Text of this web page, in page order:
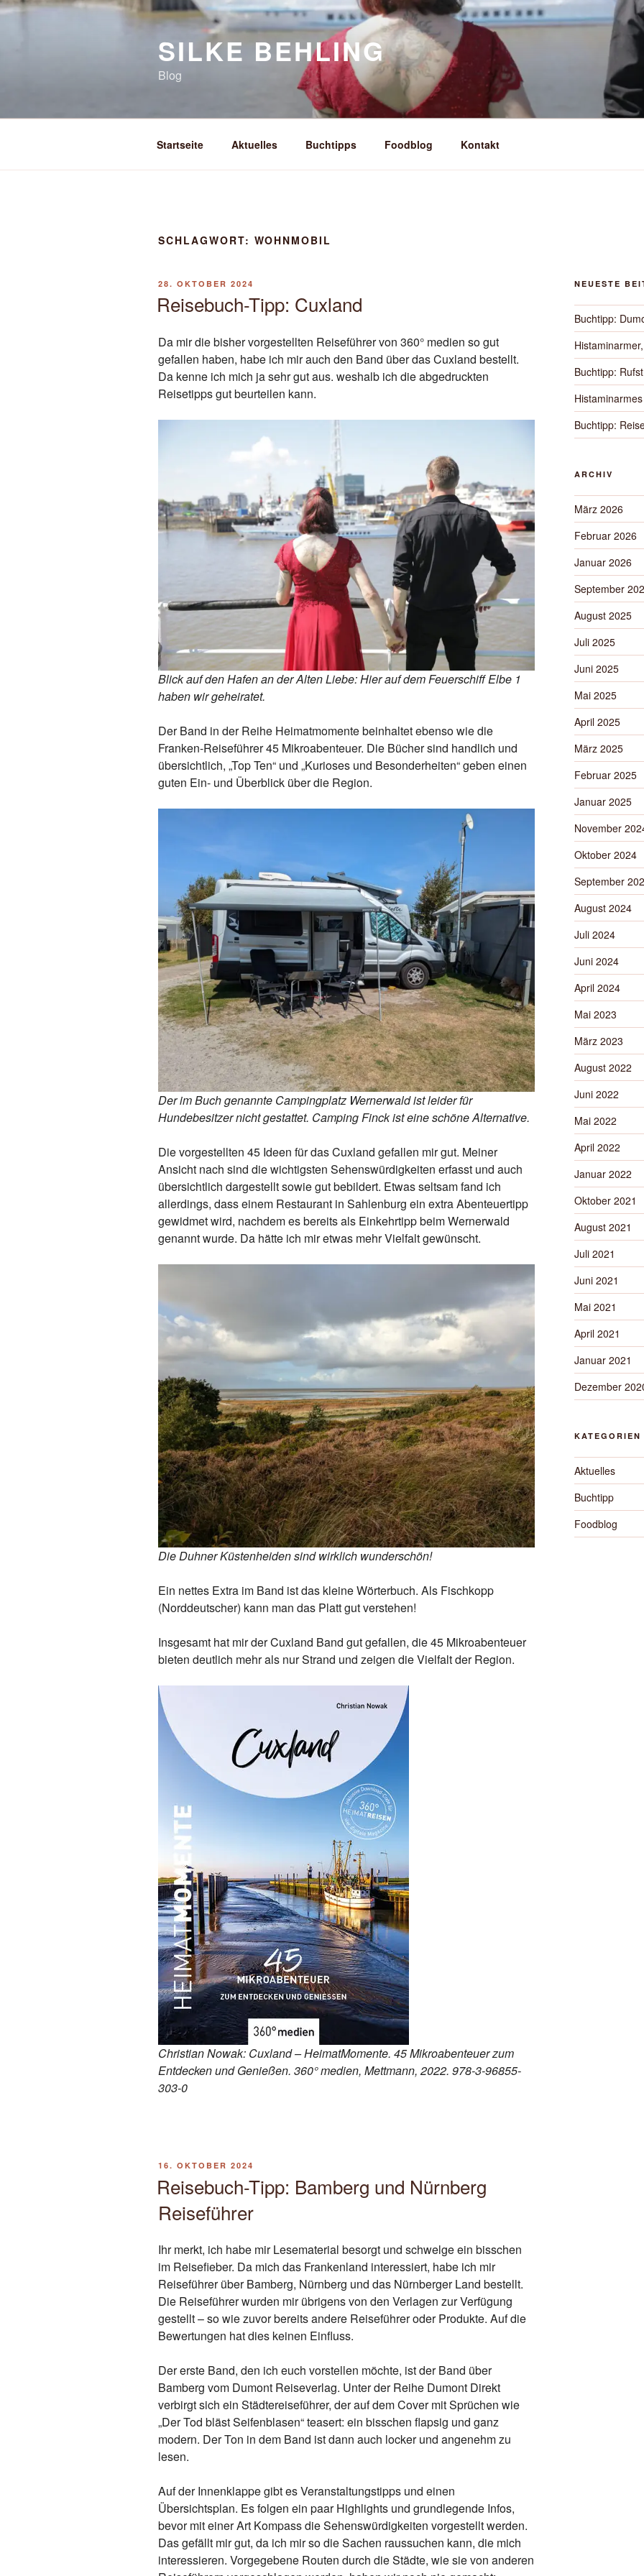
Zum
SILKE BEHLING
Blog
Startseite Aktuelles Buchtipps Foodblog Kontakt
SCHLAGWORT: WOHNMOBIL
VERÖFFENTLICHT
28. OKTOBER 2024
Reisebuch-Tipp: Cuxland
Da mir die bisher vorgestellten Reiseführer von 360° medien so gut
gefallen haben, habe ich mir auch den Band über das Cuxland bestellt.
Da kenne ich mich ja sehr gut aus. weshalb ich die abgedruckten
Reisetipps gut beurteilen kann.
Blick auf den Hafen an der Alten Liebe: Hier auf dem Feuerschiff Elbe 1
haben wir geheiratet.
Der Band in der Reihe Heimatmomente beinhaltet ebenso wie die
Franken-Reiseführer 45 Mikroabenteuer. Die Bücher sind handlich und
übersichtlich, „Top Ten“ und „Kurioses und Besonderheiten“ geben einen
guten Ein- und Überblick über die Region.
Der im Buch genannte Campingplatz Wernerwald ist leider für
Hundebesitzer nicht gestattet. Camping Finck ist eine schöne Alternative.
Die vorgestellten 45 Ideen für das Cuxland gefallen mir gut. Meiner
Ansicht nach sind die wichtigsten Sehenswürdigkeiten erfasst und auch
übersichtlich dargestellt sowie gut bebildert. Etwas seltsam fand ich
allerdings, dass einem Restaurant in Sahlenburg ein extra Abenteuertipp
gewidmet wird, nachdem es bereits als Einkehrtipp beim Wernerwald
genannt wurde. Da hätte ich mir etwas mehr Vielfalt gewünscht.
Die Duhner Küstenheiden sind wirklich wunderschön!
Ein nettes Extra im Band ist das kleine Wörterbuch. Als Fischkopp
(Norddeutscher) kann man das Platt gut verstehen!
Insgesamt hat mir der Cuxland Band gut gefallen, die 45 Mikroabenteuer
bieten deutlich mehr als nur Strand und zeigen die Vielfalt der Region.
Christian Nowak: Cuxland – HeimatMomente. 45 Mikroabenteuer zum
Entdecken und Genießen. 360° medien, Mettmann, 2022. 978-3-96855-
303-0
VERÖFFENTLICHT
16. OKTOBER 2024
Reisebuch-Tipp: Bamberg und Nürnberg
Reiseführer
Ihr merkt, ich habe mir Lesematerial besorgt und schwelge ein bisschen
im Reisefieber. Da mich das Frankenland interessiert, habe ich mir
Reiseführer über Bamberg, Nürnberg und das Nürnberger Land bestellt.
Die Reiseführer wurden mir übrigens von den Verlagen zur Verfügung
gestellt – so wie zuvor bereits andere Reiseführer oder Produkte. Auf die
Bewertungen hat dies keinen Einfluss.
Der erste Band, den ich euch vorstellen möchte, ist der Band über
Bamberg vom Dumont Reiseverlag. Unter der Reihe Dumont Direkt
verbirgt sich ein Städtereiseführer, der auf dem Cover mit Sprüchen wie
„Der Tod bläst Seifenblasen“ teasert: ein bisschen flapsig und ganz
modern. Der Ton in dem Band ist dann auch locker und angenehm zu
lesen.
Auf der Innenklappe gibt es Veranstaltungstipps und einen
Übersichtsplan. Es folgen ein paar Highlights und grundlegende Infos,
bevor mit einer Art Kompass die Sehenswürdigkeiten vorgestellt werden.
Das gefällt mir gut, da ich mir so die Sachen raussuchen kann, die mich
interessieren. Vorgegebene Routen durch die Städte, wie sie von anderen
NEUESTE
Buchtipp:
Buchtipp:
Buchtipp:
ARCHIV
März 2026
Februar 2026
Januar 2026
September
August 2025
Juli 2025
Juni 2025
Mai 2025
April 2025
März 2025
Februar 2025
Januar 2025
November
Oktober 2024
September
August 2024
Juli 2024
Juni 2024
April 2024
Mai 2023
März 2023
August 2022
Juni 2022
Mai 2022
April 2022
Januar 2022
Oktober 2021
August 2021
Juli 2021
Juni 2021
Mai 2021
April 2021
Januar 2021
Dezember
KATEGORIEN
Aktuelles
Buchtipp
Foodblog